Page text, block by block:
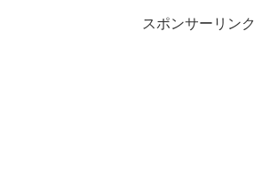
スポンサーリンク